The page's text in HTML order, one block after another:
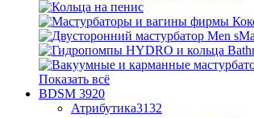
Показать всё
BDSM 3920
Атрибутика3132